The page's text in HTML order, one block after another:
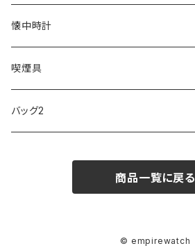
SKAGEN
FOOTBALL WATCHES
ARCA FUTURA
COACH
BVLGARI
VANQUISH
DANIEL WELLINGTON
SWAROVSKI
VIVIENNE WESTWOOD
MONTBLANC
Fashion Accessory Cllection
ISLAND
GULLWING
LESPORTSAC
PRADA
MONDAINE
MAWA
その他
CROSS
MONTBLANC
SWAROVSKI
CASIO
AMOS
OMMIX
COACH
CREATE
TORAY
OMRON
SPICE OF LIFE
懐中時計
MONDAINE
喫煙具
ZIPPO
TSUBOTA PEARL
バッグ2
商品一覧に戻る
© empirewatch